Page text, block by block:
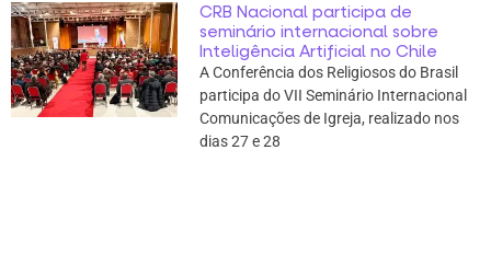
CRB Nacional participa de
seminário internacional sobre
Inteligência Artificial no Chile
A Conferência dos Religiosos do Brasil
participa do VII Seminário Internacional
Comunicações de Igreja, realizado nos
dias 27 e 28